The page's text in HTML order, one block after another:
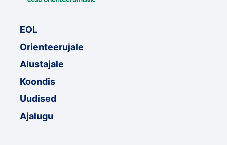
EOL
Orienteerujale
Alustajale
Koondis
Uudised
Ajalugu